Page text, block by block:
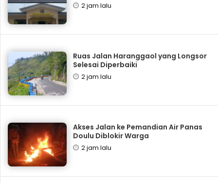
2 jam lalu
Ruas Jalan Haranggaol yang Longsor
Selesai Diperbaiki
2 jam lalu
Akses Jalan ke Pemandian Air Panas
Doulu Diblokir Warga
2 jam lalu